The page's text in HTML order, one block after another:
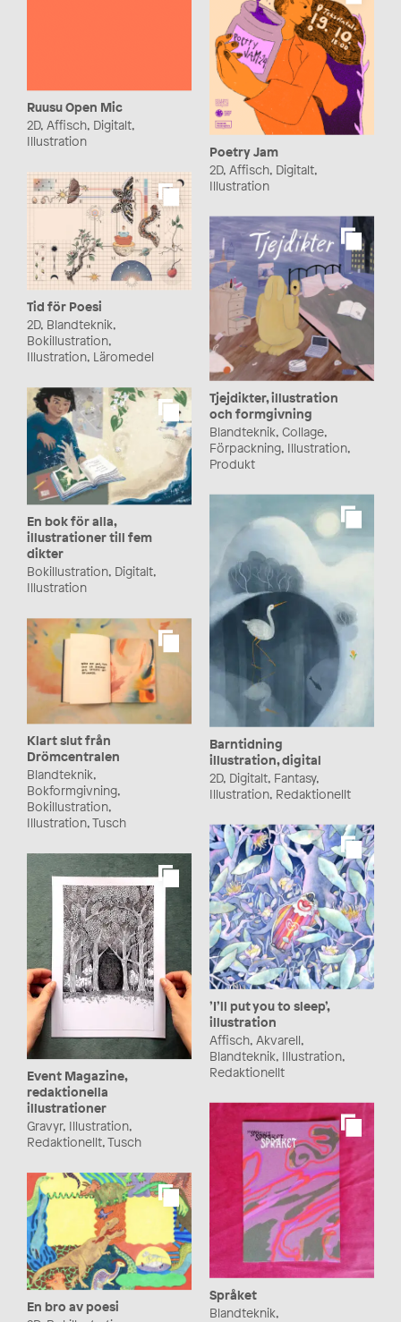
Ruusu Open Mic
2D, Affisch, Digitalt,
Illustration
Poetry Jam
2D, Affisch, Digitalt,
Illustration
Tid för Poesi
2D, Blandteknik,
Bokillustration,
Illustration, Läromedel
Tjejdikter, illustration
och formgivning
Blandteknik, Collage,
Förpackning, Illustration,
Produkt
En bok för alla,
illustrationer till fem
dikter
Bokillustration, Digitalt,
Illustration
Barntidning
illustration, digital
2D, Digitalt, Fantasy,
Illustration, Redaktionellt
Klart slut från
Drömcentralen
Blandteknik,
Bokformgivning,
Bokillustration,
Illustration, Tusch
’I’ll put you to sleep’,
illustration
Affisch, Akvarell,
Blandteknik, Illustration,
Redaktionellt
Event Magazine,
redaktionella
illustrationer
Gravyr, Illustration,
Redaktionellt, Tusch
Språket
Blandteknik,
En bro av poesi